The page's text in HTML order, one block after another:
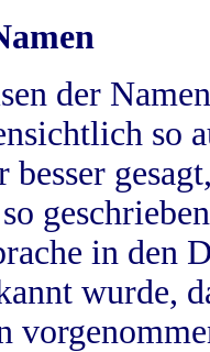
der
so
besser
in
wurde,